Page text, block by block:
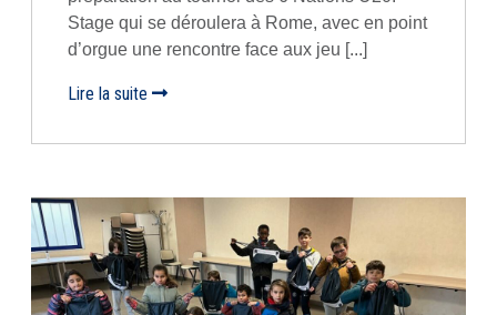
Stage qui se déroulera à Rome, avec en point
d’orgue une rencontre face aux jeu [...]
Lire la suite